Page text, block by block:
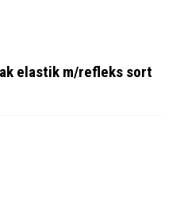
elastik m/refleks sort